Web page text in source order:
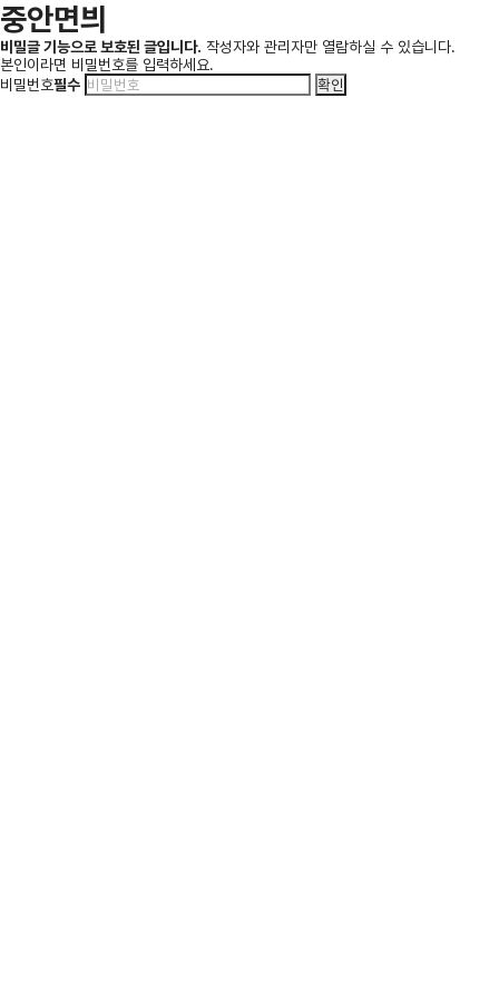
중안면븨
비밀글 기능으로 보호된 글입니다. 작성자와 관리자만 열람하실 수 있습니다.
본인이라면 비밀번호를 입력하세요.
비밀번호필수